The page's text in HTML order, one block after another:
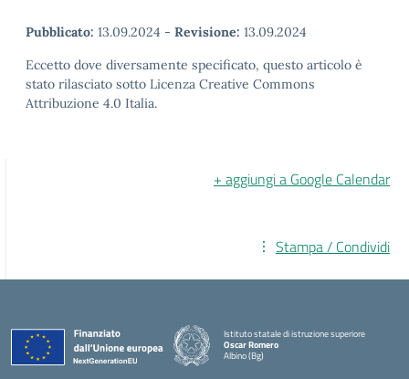
Pubblicato: 13.09.2024 - Revisione: 13.09.2024
Eccetto dove diversamente specificato, questo articolo è
stato rilasciato sotto Licenza Creative Commons
Attribuzione 4.0 Italia.
+ aggiungi a Google Calendar
Stampa / Condividi
Istituto statale di istruzione superiore
Oscar Romero
Albino (Bg)